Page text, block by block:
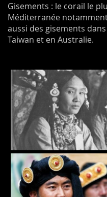
Gisements : le corail le
Méditerranée
aussi des gisements
Taiwan et en Australie.